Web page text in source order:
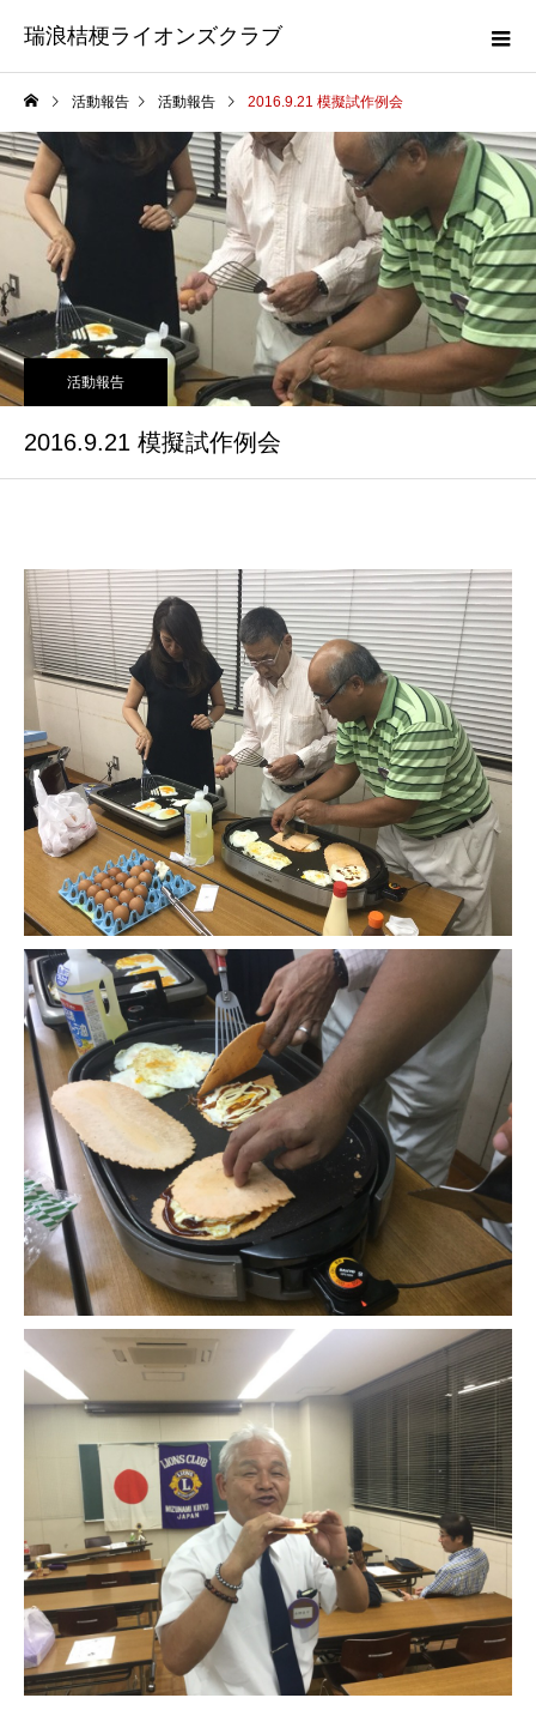
瑞浪桔梗ライオンズクラブ
活動報告 活動報告 2016.9.21 模擬試作例会
活動報告
2016.9.21 模擬試作例会